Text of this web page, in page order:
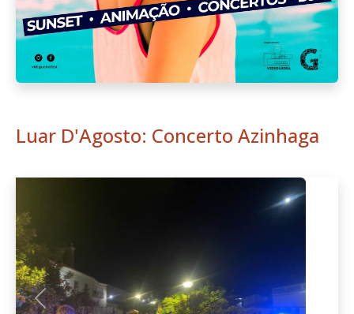
Luar D'Agosto: Concerto Azinhaga
Anterior